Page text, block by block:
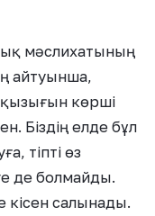
мәслихатының
айтуынша,
қызығын көрші
Біздің елде бұл
тіпті өз
де болмайды.
кісен салынады.